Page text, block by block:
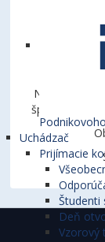
Uchádzač
Prijímacie
Študenti
Deň
Vzorový
Názov
športové